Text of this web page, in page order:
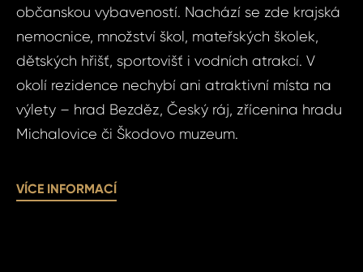
občanskou vybaveností. Nachází se zde krajská
nemocnice, množství škol, mateřských školek,
dětských hřišť, sportovišť i vodních atrakcí. V
okolí rezidence nechybí ani atraktivní místa na
výlety – hrad Bezděz, Český ráj, zřícenina hradu
Michalovice či Škodovo muzeum.
VÍCE INFORMACÍ